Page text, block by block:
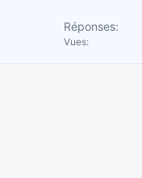
Réponses
Vues